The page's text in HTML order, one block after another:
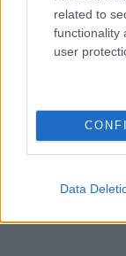
related to
functionality
user
Data
Campeggio con